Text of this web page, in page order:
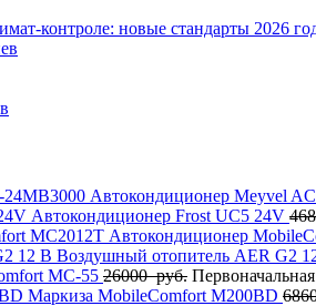
контроле: новые стандарты 2026
Автокондиционер Meyvel
Автокондиционер Frost UC5 24V
Автокондиционер
Воздушный отопитель AER G2
MC-55 26000руб.
Маркиза MobileComfort M200BD